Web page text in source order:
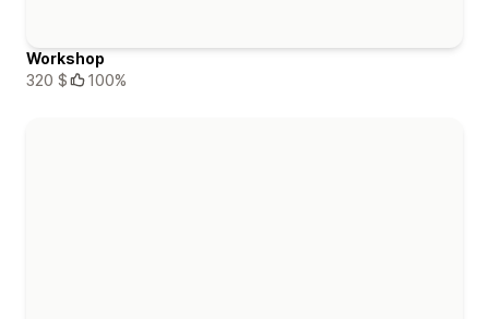
Workshop
320 $
100%